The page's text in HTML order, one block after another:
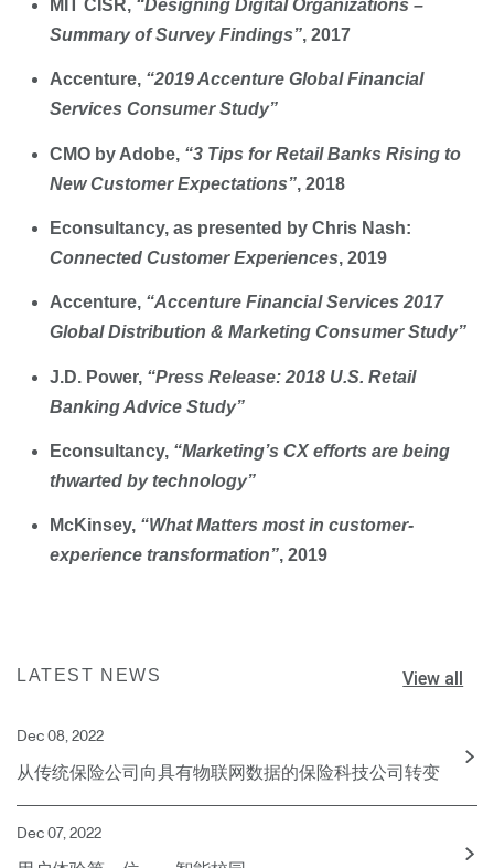
MIT CISR, “Designing Digital Organizations –
Summary of Survey Findings”, 2017
Accenture, “2019 Accenture Global Financial
Services Consumer Study”
CMO by Adobe, “3 Tips for Retail Banks Rising to
New Customer Expectations”, 2018
Econsultancy, as presented by Chris Nash:
Connected Customer Experiences, 2019
Accenture, “Accenture Financial Services 2017
Global Distribution & Marketing Consumer Study”
J.D. Power, “Press Release: 2018 U.S. Retail
Banking Advice Study”
Econsultancy, “Marketing’s CX efforts are being
thwarted by technology”
McKinsey, “What Matters most in customer-
experience transformation”, 2019
LATEST NEWS View all
Dec 08, 2022
从传统保险公司向具有物联网数据的保险科技公司转变
Dec 07, 2022